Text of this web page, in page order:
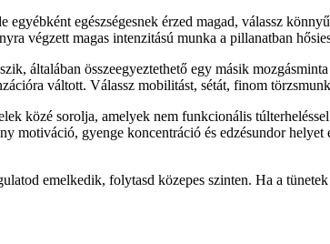
egészségesnek érzed magad, válassz
végzett magas intenzitású munka a pillanatban
általában összeegyeztethető egy másik
váltott. Válassz mobilitást, sétát, finom
közé sorolja, amelyek nem funkcionális
motiváció, gyenge koncentráció és edzésundor helyet
emelkedik, folytasd közepes szinten. Ha a